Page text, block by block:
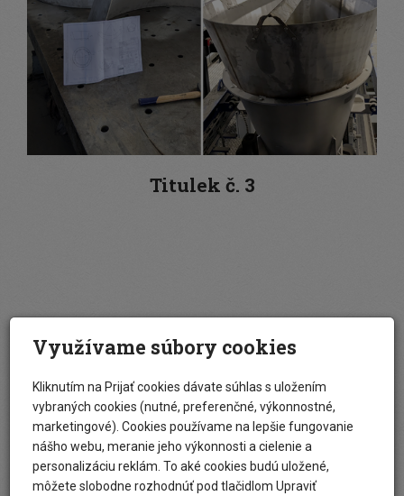
Titulek č. 3
Využívame súbory cookies
Kliknutím na Prijať cookies dávate súhlas s uložením
vybraných cookies (nutné, preferenčné, výkonnostné,
marketingové). Cookies používame na lepšie fungovanie
nášho webu, meranie jeho výkonnosti a cielenie a
personalizáciu reklám. To aké cookies budú uložené,
môžete slobodne rozhodnúť pod tlačidlom Upraviť